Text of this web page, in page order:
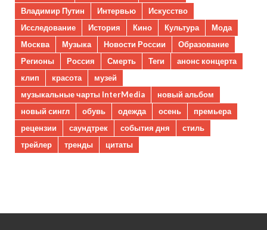
Владимир Путин
Интервью
Искусство
Исследование
История Кино Культура
Мода
Москва
Музыка Новости России
Образование
Регионы
Россия Смерть Теги
анонс концерта
клип
красота
музей
музыкальные чарты InterMedia
новый альбом
новый сингл
обувь одежда осень
премьера
рецензии
саундтрек события дня
стиль
трейлер
тренды цитаты